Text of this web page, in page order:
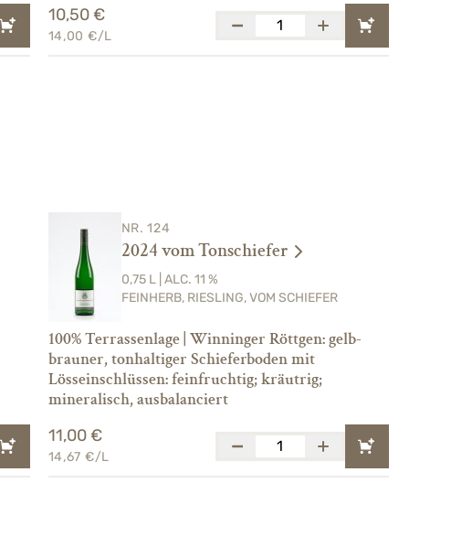
10,50 €
14,00 €/L
NR. 124
2024 vom Tonschiefer
0,75 L | ALC. 11 %
FEINHERB, RIESLING, VOM SCHIEFER
100% Terrassenlage | Winninger Röttgen: gelb-
brauner, tonhaltiger Schieferboden mit
Lösseinschlüssen: feinfruchtig; kräutrig;
mineralisch, ausbalanciert
11,00 €
14,67 €/L